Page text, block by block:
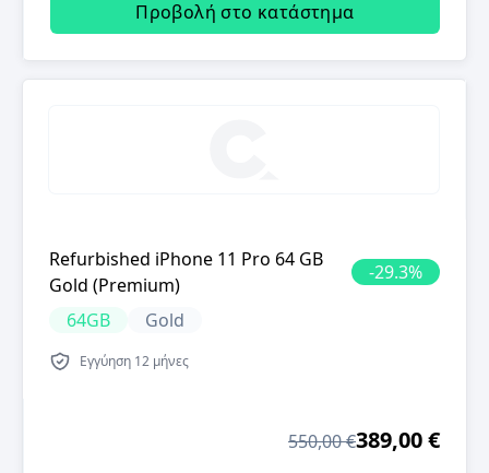
Προβολή στο κατάστημα
Refurbished iPhone 11 Pro 64 GB
Gold (Premium)
-29.3%
64GB
Gold
Εγγύηση 12 μήνες
550,00 €389,00 €